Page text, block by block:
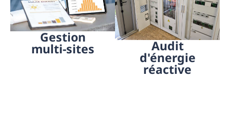
Gestion
multi-sites Audit
d'énergie
réactive